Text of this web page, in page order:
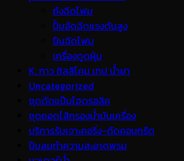
ถังฉีดโฟม
ปั้มอัดฉีดแรงดันสูง
ปืนฉีดโฟม
เครื่องดูดฝุ่น
K. กาว ซิลลิโคน เทป น้ำยา
Uncategorized
ชุดดัดแป๊บไฮดรอลิค
ชุดถอดไส้กรองน้ำมันเครื่อง
บริการรับเจาะคอริ่ง-ตัดคอนกรีต
ปืนลมทำความสะอาดพรม